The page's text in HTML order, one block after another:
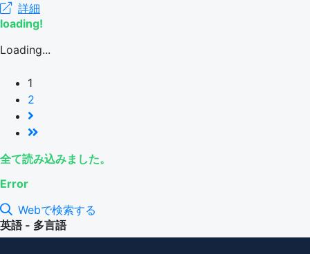
詳細
loading!
Loading...
1
2
全て読み込みました。
Error
Webで検索する
英語 - 多言語